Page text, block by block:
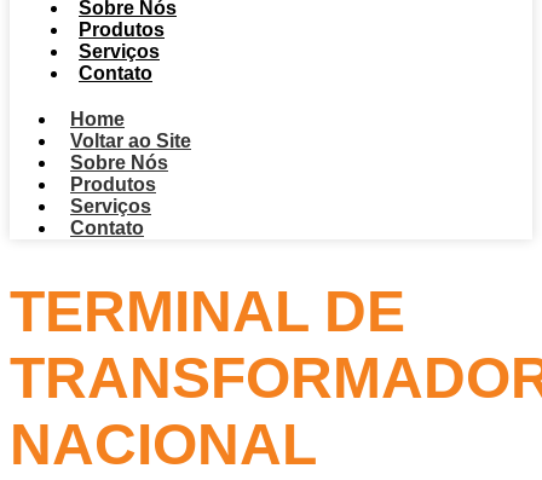
Sobre Nós
Produtos
Serviços
Contato
Home
Voltar ao Site
Sobre Nós
Produtos
Serviços
Contato
TERMINAL DE
NACIONAL